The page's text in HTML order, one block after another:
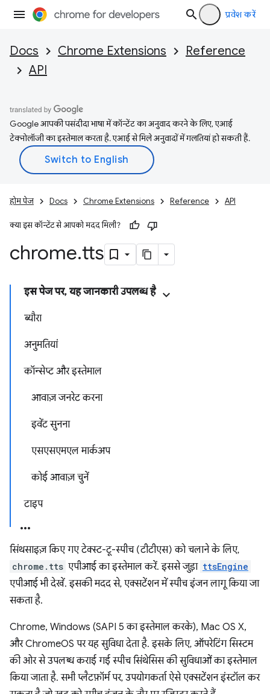
प्रवेश करें
Docs Chrome Extensions
Reference
API
Google आपकी पसंदीदा भाषा में कॉन्टेंट का अनुवाद करने के लिए, एआई
टेक्नोलॉजी का इस्तेमाल करता है. एआई से मिले अनुवादों में गलतियां हो सकती हैं.
होम पेज Docs Chrome Extensions Reference API
क्या इस कॉन्टेंट से आपको मदद मिली?
chrome.tts
इस पेज पर, यह जानकारी उपलब्ध है
ब्यौरा
अनुमतियां
कॉन्सेप्ट और इस्तेमाल
आवाज़ जनरेट करना
इवेंट सुनना
एसएसएमएल मार्कअप
कोई आवाज़ चुनें
टाइप
सिंथसाइज़ किए गए टेक्स्ट-टू-स्पीच (टीटीएस) को चलाने के लिए,
chrome.tts एपीआई का इस्तेमाल करें. इससे जुड़ा ttsEngine
एपीआई भी देखें. इसकी मदद से, एक्सटेंशन में स्पीच इंजन लागू किया जा
सकता है.
Chrome, Windows (SAPI 5 का इस्तेमाल करके), Mac OS X,
और ChromeOS पर यह सुविधा देता है. इसके लिए, ऑपरेटिंग सिस्टम
की ओर से उपलब्ध कराई गई स्पीच सिंथेसिस की सुविधाओं का इस्तेमाल
किया जाता है. सभी प्लैटफ़ॉर्म पर, उपयोगकर्ता ऐसे एक्सटेंशन इंस्टॉल कर